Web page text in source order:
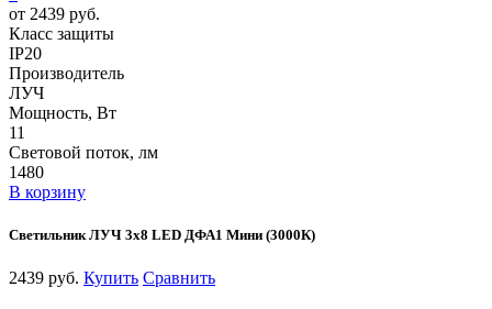
от 2439 руб.
Класс защиты
IP20
Производитель
ЛУЧ
Мощность, Вт
11
Световой поток, лм
1480
В корзину
Светильник ЛУЧ 3х8 LED ДФА1 Мини (3000К)
2439 руб. Купить Сравнить